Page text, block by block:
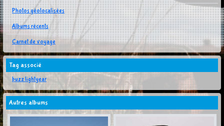
Photos géolocalisées
Albums récents
Carnet de voyage
Tag associé
buzz lightyear
Autres albums